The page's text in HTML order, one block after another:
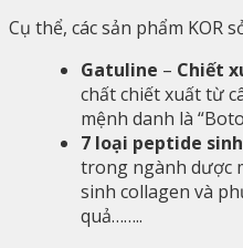
Cụ thể, các sản phẩm KOR
Gatuline – Chiết
chất chiết xuất từ
mệnh danh là
7 loại peptide
trong ngành dược
sinh collagen và
quả……..